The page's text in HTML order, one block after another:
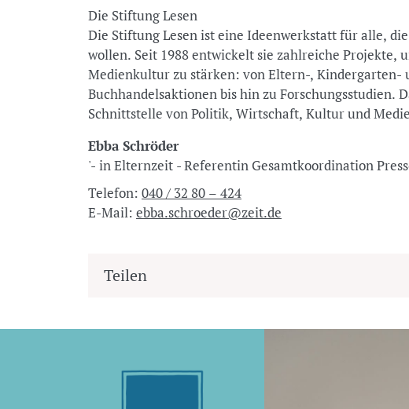
Die Stiftung Lesen
Die Stiftung Lesen ist eine Ideenwerkstatt für alle,
wollen. Seit 1988 entwickelt sie zahlreiche Projekte,
Medienkultur zu stärken: von Eltern-, Kindergarten-
Buchhandelsaktionen bis hin zu Forschungsstudien.
Schnittstelle von Politik, Wirtschaft, Kultur und
Ebba Schröder
'- in Elternzeit - Referentin Gesamtkoordination
Telefon: 040 / 32 80 – 424
E-Mail: ebba.schroeder@zeit.de
Teilen